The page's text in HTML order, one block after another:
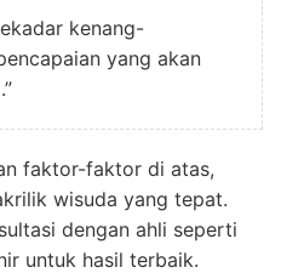
kenang-
yang akan
faktor-faktor di atas,
wisuda yang tepat.
dengan ahli seperti
untuk hasil terbaik.